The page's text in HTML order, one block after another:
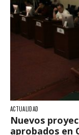
ACTUALIDAD
Nuevos
aprobados en